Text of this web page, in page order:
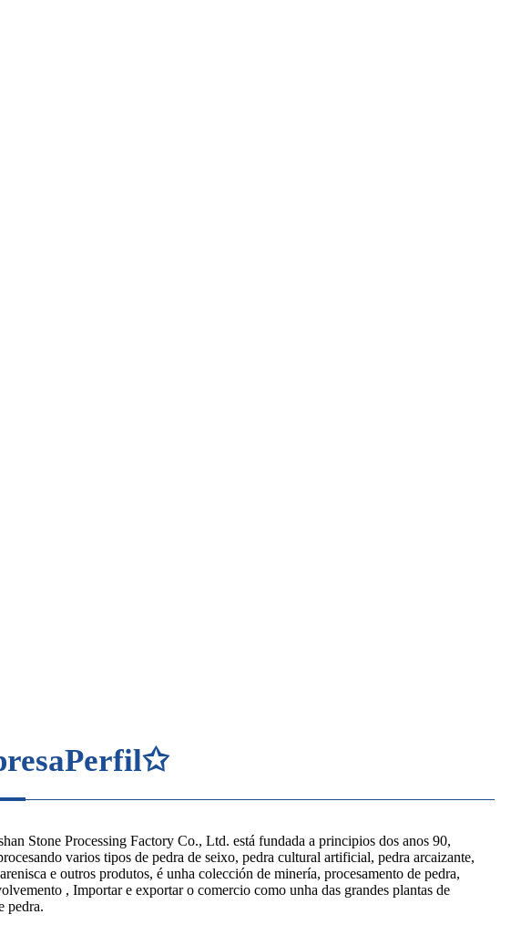
Stone Processing Factory Co., Ltd. está fundada a principios dos anos 90,
varios tipos de pedra de seixo, pedra cultural artificial, pedra arcaizante,
e outros produtos, é unha colección de minería, procesamento de pedra,
, Importar e exportar o comercio como unha das grandes plantas de
pedra.